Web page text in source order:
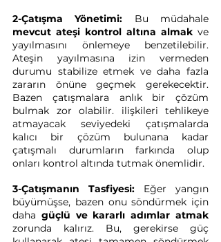
2-Çatışma Yönetimi:
mevcut ateşi kontrol altına almak ve
yayılmasını önlemeye benzetilebilir.
Ateşin yayılmasına izin vermeden
durumu stabilize etmek ve daha fazla
zararın önüne geçmek gerekecektir.
Bazen çatışmalara anlık bir çözüm
bulmak zor olabilir. ilişkileri tehlikeye
atmayacak seviyedeki çatışmalarda
kalıcı bir çözüm bulunana kadar
çatışmalı durumların farkında olup
onları kontrol altında tutmak önemlidir.
3-Çatışmanın Tasfiyesi: Eğer yangın
büyümüşse, bazen onu söndürmek için
daha
zorunda kalırız. Bu, gerekirse güç